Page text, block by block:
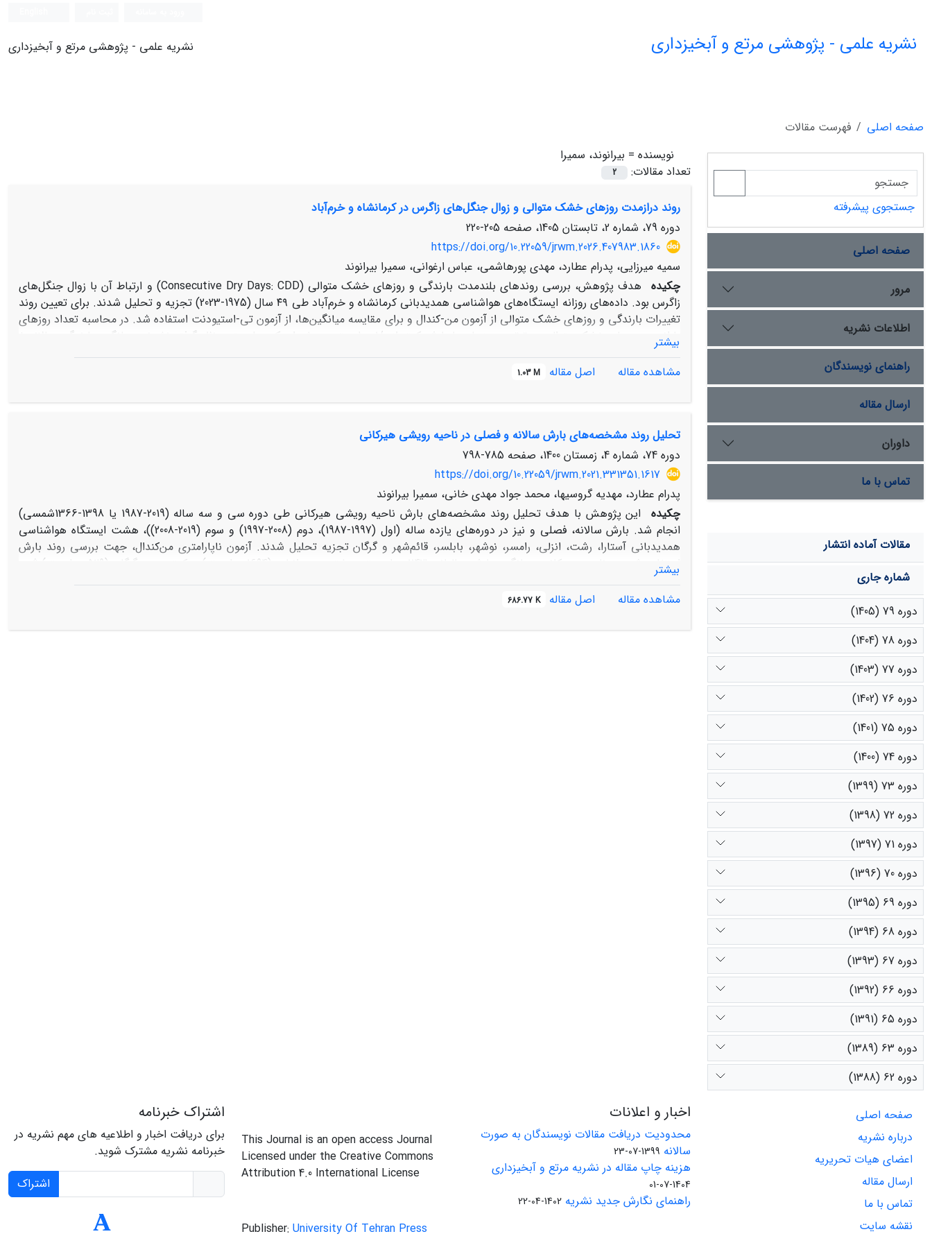
نشریه علمی - پژوهشی مرتع و آبخیزداری نشریه علمی - پژوهشی مرتع و آبخیزداری
صفحه اصلی
فهرست مقالات
نویسنده = بیرانوند، سمیرا
تعداد مقالات:
2
روند درازمدت روزهای خشک متوالی و زوال جنگل‌های زاگرس در کرمانشاه و خرم‌آباد
دوره 79، شماره 2، تابستان 1405، صفحه
205-220
https://doi.org/10.22059/jrwm.2026.407983.1860
سمیه میرزایی، پدرام عطارد، مهدی پورهاشمی، عباس ارغوانی، سمیرا بیرانوند
چکیده
هدف پژوهش، بررسی روندهای بلندمدت بارندگی و روزهای خشک متوالی (Consecutive Dry Days: CDD) و ارتباط آن با زوال جنگل‌های
زاگرس بود. داده‌های روزانه ایستگاه‌های هواشناسی همدیدبانی کرمانشاه و خرم‌آباد طی ۴۹ سال (1975-2023) تجزیه و تحلیل شدند. برای تعیین روند
تغییرات بارندگی و روزهای خشک متوالی از آزمون من-کندال و برای مقایسه میانگین‌ها، از آزمون تی-استیودنت استفاده شد. در محاسبه تعداد روزهای
بارانی و روزهای خشک متوالی، به‌ترتیب روزهای با بارش کمتر از 1/0 میلی‌متر و بیش از یک میلی‌متر درنظر گرفته نشدند. میانگین بارندگی سالانه ±
داشت. میانگین بیشترین تعداد روز خشک متوالی سال در کرمانشاه و خرم‌آباد به‌ترتیب 142 (بیشینه: 202) و 145 (بیشینه: 195) روز ثبت شد. روند
به 144 روز) و خرم‌آباد (از 144 به 146 روز تغییر)، در پیش و پس از زوال، روندهای سالانه معنی‌داری مشاهده نشد. زوال جنگل‌های زاگرس تنها متاثر از
کاهش بارش نیست و تغییرات همزمان سایر پارامترهای اقلیمی در تسریع فرآیند زوال نقش داشته است.
بیشتر
مشاهده مقاله
اصل مقاله 1.03 M
تحلیل روند مشخصه‌های بارش سالانه و فصلی در ناحیه رویشی هیرکانی
دوره 74، شماره 4، زمستان 1400، صفحه
785-798
https://doi.org/10.22059/jrwm.2021.331351.1617
پدرام عطارد، مهدیه گروسیها، محمد جواد مهدی خانی، سمیرا بیرانوند
چکیده
این پژوهش با هدف تحلیل روند مشخصه‌های بارش ناحیه رویشی هیرکانی طی دوره سی و سه ساله (2019-1987 یا 1398-1366شمسی)
انجام شد. بارش سالانه، فصلی و نیز در دوره‌های یازده ساله (اول (1997-1987)، دوم (2008-1997) و سوم (2019-2008))، هشت ایستگاه هواشناسی
همدیدبانی آستارا، رشت، انزلی، رامسر، نوشهر، بابلسر، قائم‌شهر و گرگان تجزیه تحلیل شدند. آزمون ناپارامتری من‌کندال، جهت بررسی روند بارش
استفاده شد. در ناحیه هیرکانی، میانگین بارش سالیانه، 1143 میلی-متر، بیشترین در انزلی (1694 میلی‌متر) و کمترین در گرگان (529 میلی‌متر) ثبت
شد. آزمون من‌کندال، روند بارش سالیانه را در ایستگاه‌ها و در کل ناحیه رویشی، معنی‌دار نشان نداد (مقدار آماره من کندال: 32/0). بارش در دوره‌های
بارش سالیانه، 118 رخداد با میانگین اندازه 5/9 میلی‌متر ثبت شد. اندازه رخداد بارش در دوره‌ اخیر، حدود 5/0 میلی‌متر (5 درصد) افزایش نشان داد. در
بیشتر
مشاهده مقاله
اصل مقاله 686.77 K
جستجوی پیشرفته
صفحه اصلی
مرور
اطلاعات نشریه
راهنمای نویسندگان
ارسال مقاله
داوران
تماس با ما
مقالات آماده انتشار
شماره جاری
دوره 79 (1405)
دوره 78 (1404)
دوره 77 (1403)
دوره 76 (1402)
دوره 75 (1401)
دوره 74 (1400)
دوره 73 (1399)
دوره 72 (1398)
دوره 71 (1397)
دوره 70 (1396)
دوره 69 (1395)
دوره 68 (1394)
دوره 67 (1393)
دوره 66 (1392)
دوره 65 (1391)
دوره 63 (1389)
دوره 62 (1388)
صفحه اصلی
درباره نشریه
اعضای هیات تحریریه
ارسال مقاله
تماس با ما
نقشه سایت
اخبار و اعلانات
محدودیت دریافت مقالات نویسندگان به صورت
سالانه 1399-07-23
هزینه چاپ مقاله در نشریه مرتع و آبخیزداری
1404-07-01
راهنمای نگارش جدید نشریه 1402-04-22
This Journal is an open access Journal
Licensed under the Creative Commons
Attribution 4.0 International License
Publisher: University Of Tehran Press
اشتراک خبرنامه
برای دریافت اخبار و اطلاعیه های مهم نشریه در
خبرنامه نشریه مشترک شوید.
اشتراک